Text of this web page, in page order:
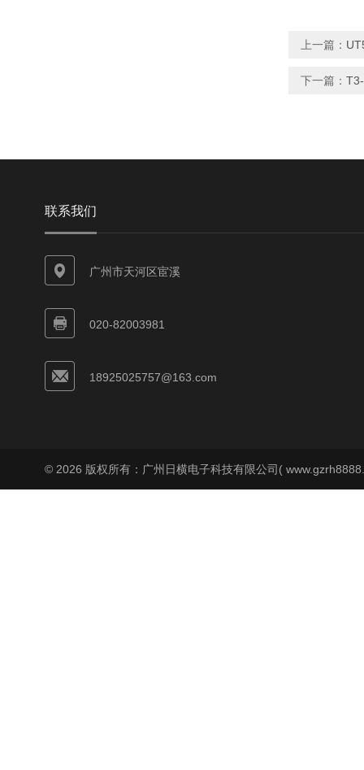
上一篇：
下一篇：
联系我们
广州市天河区宦溪
020-82003981
18925025757@163.com
© 2026 版权所有：广州日横电子科技有限公司(